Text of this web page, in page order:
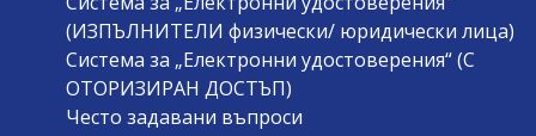
(ИЗПЪЛНИТЕЛИ физически/ юридически лица)
Система за „Електронни удостоверения“ (С
ОТОРИЗИРАН ДОСТЪП)
Често задавани въпроси